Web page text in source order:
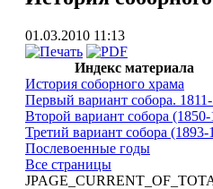
01.03.2010 11:13
Индекс материала
История соборного храма
Первый вариант собора.
Второй вариант собора
Третий вариант собора (1893-
Послевоенные годы
Все страницы